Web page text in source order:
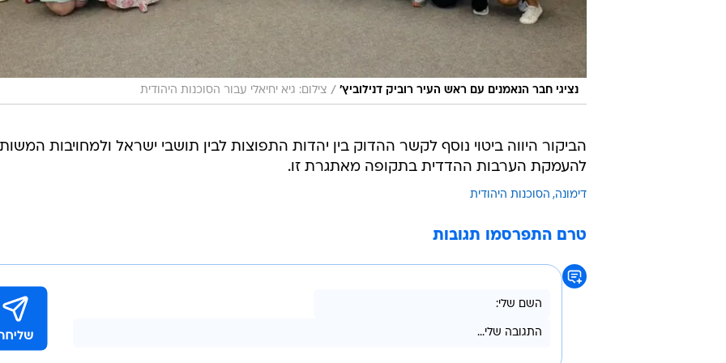
נציגי חבר הנאמנים עם ראש העיר רוביק דנילוביץ' / צילום: גיא יחיאלי עבור הסוכנות היהודית
הביקור היווה ביטוי נוסף לקשר ההדוק בין יהדות התפוצות לבין תושבי ישראל ולמחויבות
להעמקת הערבות ההדדית בתקופה מאתגרת זו.
דימונה הסוכנות היהודית
טרם התפרסמו תגובות